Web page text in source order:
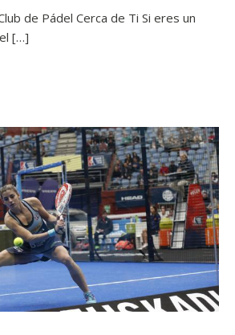
de Pádel Cerca de Ti Si eres un
[…]